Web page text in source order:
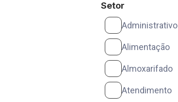
Setor
Administrativo
Alimentação
Almoxarifado
Atendimento